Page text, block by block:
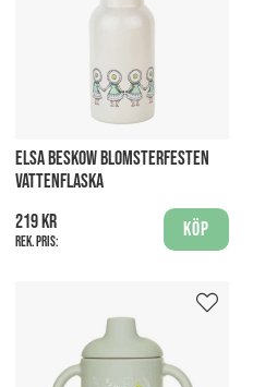
ELSA BESKOW BLOMSTERFESTEN
VATTENFLASKA
219 kr
Rek. pris:
Köp